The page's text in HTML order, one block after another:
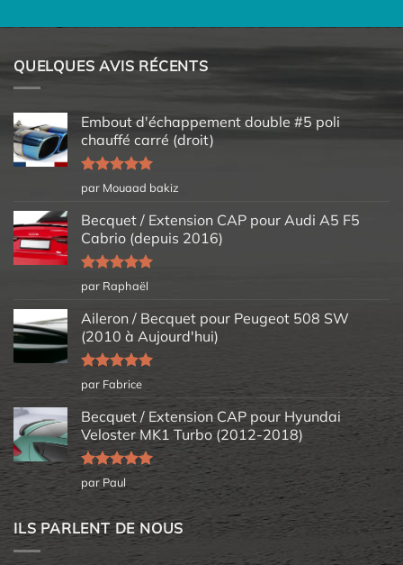
QUELQUES AVIS RÉCENTS
Embout d'échappement double #5 poli
chauffé carré (droit)
Note5sur
5
par Mouaad bakiz
Becquet / Extension CAP pour Audi A5 F5
Cabrio (depuis 2016)
Note5sur
5
par Raphaël
Aileron / Becquet pour Peugeot 508 SW
(2010 à Aujourd'hui)
Note5sur
5
par Fabrice
Becquet / Extension CAP pour Hyundai
Veloster MK1 Turbo (2012-2018)
Note5sur
5
par Paul
ILS PARLENT DE NOUS